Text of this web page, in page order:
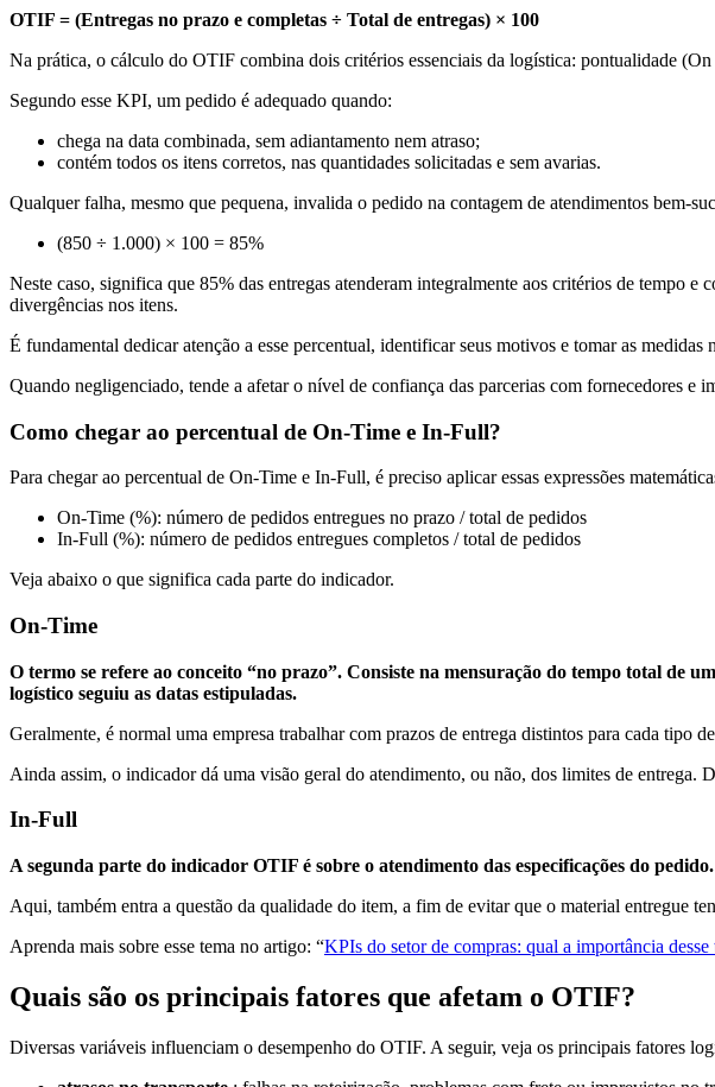
OTIF = (Entregas no prazo e completas ÷ Total de entregas) × 100
Na prática, o cálculo do OTIF combina dois critérios essenciais da logística: pontualidade
Segundo esse KPI, um pedido é adequado quando:
chega na data combinada, sem adiantamento nem atraso;
contém todos os itens corretos, nas quantidades solicitadas e sem avarias.
Qualquer falha, mesmo que pequena, invalida o pedido na contagem de atendimentos bem-
(850 ÷ 1.000) × 100 = 85%
Neste caso, significa que 85% das entregas atenderam integralmente aos critérios de tempo
divergências nos itens.
É fundamental dedicar atenção a esse percentual, identificar seus motivos e tomar as medidas
Quando negligenciado, tende a afetar o nível de confiança das parcerias com fornecedores e
Como chegar ao percentual de On-Time e In-Full?
Para chegar ao percentual de On-Time e In-Full, é preciso aplicar essas expressões
On-Time (%): número de pedidos entregues no prazo / total de pedidos
In-Full (%): número de pedidos entregues completos / total de pedidos
Veja abaixo o que significa cada parte do indicador.
On-Time
O termo se refere ao conceito “no prazo”. Consiste na mensuração do tempo total de
logístico seguiu as datas estipuladas.
Geralmente, é normal uma empresa trabalhar com prazos de entrega distintos para cada tipo
Ainda assim, o indicador dá uma visão geral do atendimento, ou não, dos limites de entrega.
In-Full
A segunda parte do indicador OTIF é sobre o atendimento das especificações do
Aqui, também entra a questão da qualidade do item, a fim de evitar que o material entregue
Aprenda mais sobre esse tema no artigo: “KPIs do setor de compras: qual a importância
Quais são os principais fatores que afetam o OTIF?
Diversas variáveis influenciam o desempenho do OTIF. A seguir, veja os principais fatores